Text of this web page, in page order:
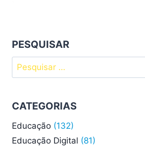
PESQUISAR
Pesquisar
por:
CATEGORIAS
Educação (132)
Educação Digital (81)